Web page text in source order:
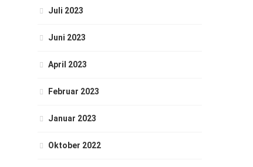
Juli 2023
Juni 2023
April 2023
Februar 2023
Januar 2023
Oktober 2022